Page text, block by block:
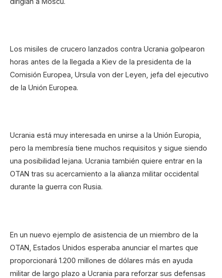
Los misiles de crucero lanzados contra Ucrania golpearon
horas antes de la llegada a Kiev de la presidenta de la
Comisión Europea, Ursula von der Leyen, jefa del ejecutivo
de la Unión Europea.
Ucrania está muy interesada en unirse a la Unión Europia,
pero la membresía tiene muchos requisitos y sigue siendo
una posibilidad lejana. Ucrania también quiere entrar en la
OTAN tras su acercamiento a la alianza militar occidental
durante la guerra con Rusia.
En un nuevo ejemplo de asistencia de un miembro de la
OTAN, Estados Unidos esperaba anunciar el martes que
proporcionará 1.200 millones de dólares más en ayuda
militar de largo plazo a Ucrania para reforzar sus defensas